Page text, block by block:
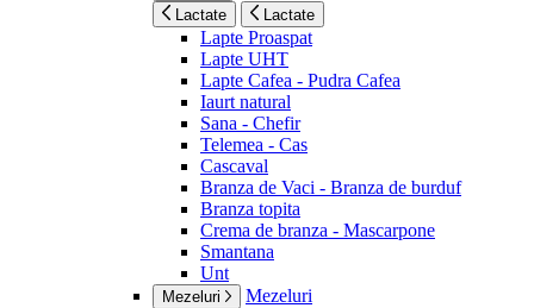
Lactate Lactate
Lapte Proaspat
Lapte UHT
Lapte Cafea - Pudra Cafea
Iaurt natural
Sana - Chefir
Telemea - Cas
Cascaval
Branza de Vaci - Branza de burduf
Branza topita
Crema de branza - Mascarpone
Smantana
Unt
Mezeluri Mezeluri